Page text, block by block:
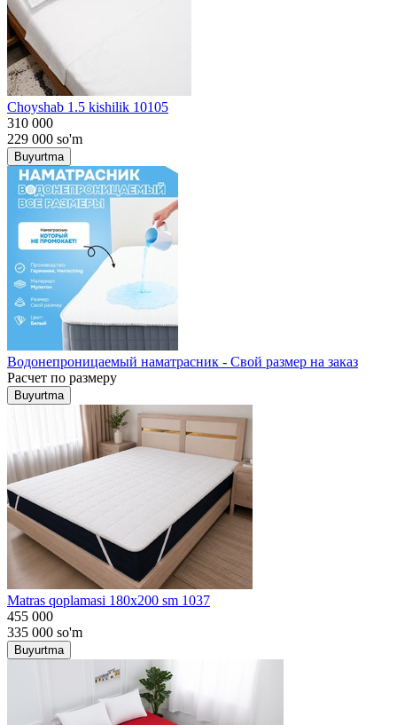
Choyshab 1.5 kishilik 10105
310 000
229 000 so'm
Buyurtma
Водонепроницаемый наматрасник - Свой размер на заказ
Расчет по размеру
Buyurtma
Matras qoplamasi 180x200 sm 1037
455 000
335 000 so'm
Buyurtma